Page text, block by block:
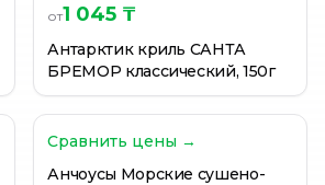
от1 045 ₸
Антарктик криль САНТА
БРЕМОР классический, 150г
Сравнить цены →
Анчоусы Морские сушено-